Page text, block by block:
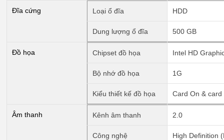
Đĩa cứng Loại ổ đĩa HDD
Dung lượng ổ đĩa 500 GB
Đồ họa Chipset đồ họa Intel HD
Bộ nhớ đồ họa 1G
Kiểu thiết kế đồ họa Card On &
Âm thanh Kênh âm thanh 2.0
Công nghệ High Definition